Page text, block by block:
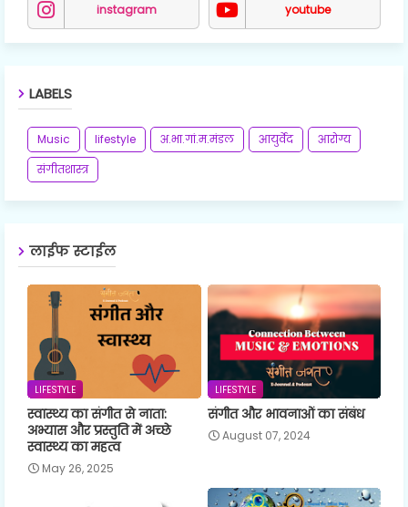
instagram youtube
LABELS
Music lifestyle अ.भा.गां.म.मंडल आयुर्वेद
आरोग्य
संगीतशास्त्र
लाईफ स्टाईल
LIFESTYLE
स्वास्थ्य का संगीत से नाता:
अभ्यास और प्रस्तुति में अच्छे
स्वास्थ्य का महत्व
May 26, 2025
LIFESTYLE
संगीत और भावनाओं का संबंध
August 07, 2024